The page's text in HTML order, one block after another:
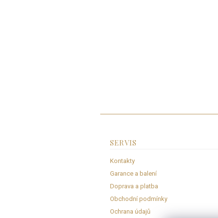
SERVIS
Kontakty
Garance a balení
Doprava a platba
Obchodní podmínky
Ochrana údajů